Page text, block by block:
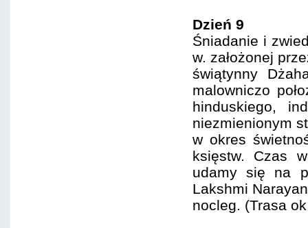
Dzień 9
Śniadanie i
w. założonej
świątynny
malowniczo
hinduskiego,
niezmienionym
w okres
księstw. Czas
udamy się na
Lakshmi
nocleg. (Trasa